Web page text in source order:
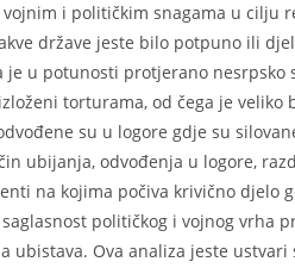
i političkim snagama u cilju
države jeste bilo potpuno ili
je u potunosti protjerano
torturama, od čega je
su u logore gdje su
ubijanja, odvođenja u logore,
na kojima počiva krivično djelo
političkog i vojnog vrha
ubistava. Ova analiza jeste